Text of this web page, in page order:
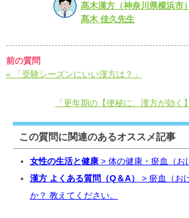
髙木漢方（神奈川県横浜市）
髙木 佳久先生
前の質問
« 「受験シーズンにいい漢方は？」
「更年期の【便秘に、漢方が効
この質問に関連のあるオススメ記事
女性の生活と健康> 体の健康・瘀血（お
漢方 よくある質問（Q＆A）
> 瘀血（お
か？ 教えてください。